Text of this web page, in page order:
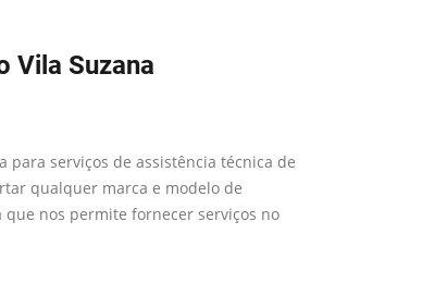
Vila Suzana
para serviços de assistência técnica de
qualquer marca e modelo de
que nos permite fornecer serviços no